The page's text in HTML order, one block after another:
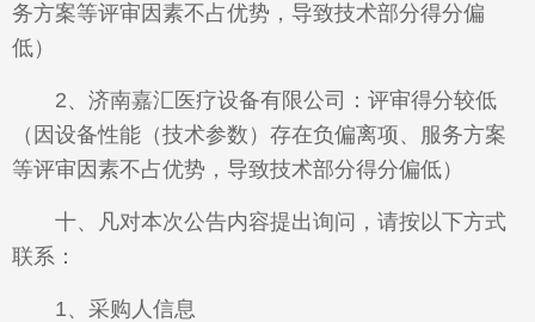
务方案等评审因素不占优势，导致技术部分得分偏
低）
2、济南嘉汇医疗设备有限公司：评审得分较低
（因设备性能（技术参数）存在负偏离项、服务方案
等评审因素不占优势，导致技术部分得分偏低）
十、凡对本次公告内容提出询问，请按以下方式
联系：
1、采购人信息